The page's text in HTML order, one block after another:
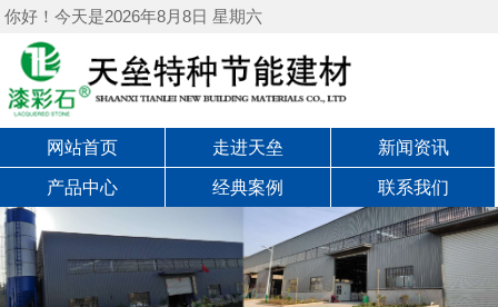
你好！今天是2026年8月8日 星期六
网站首页 走进天垒 新闻资讯
产品中心 经典案例 联系我们